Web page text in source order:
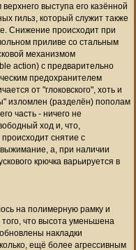
выступа его казённой
гильз, который служит также
Снижение происходит при
приливе со стальным
механизмом
action) с предварительно
предохранителем
от "глоковского", хоть и
изломлен (разделён) пополам
часть - ничего не
ход и, что,
снятие с
а, при наличии
крючка варьируется в
на полимерную рамку и
что высота уменьшена
бновлены накладки
ещё более агрессивным